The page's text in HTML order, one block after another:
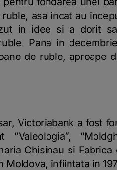
asa incat au
in idee si a dorit
Pana in
de ruble, aproape
Victoriabank a fost
Chisinau si
Moldova, infiintata in